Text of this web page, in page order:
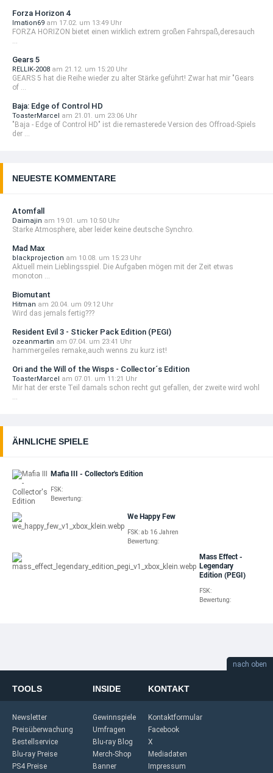
Forza Horizon 4
Imation69 am 17.02. um 13:49 Uhr
FORZA HORIZON bietet einen wirklich extrem großen Fahrspaß,deresauch
...
Gears 5
RELLIK-2008 am 21.12. um 15:20 Uhr
GEARS 5 hat die Reihe wieder zu alter Stärke geführt! Zwar hat mir "Gears
of ...
Baja: Edge of Control HD
ToasterMarcel am 21.01. um 23:06 Uhr
"Baja - Edge of Control HD" ist die remasterede Version des Offroad-Spiels
der ...
NEUESTE KOMMENTARE
Atomfall
Daimajin am 19.01. um 10:50 Uhr
Starke Atmosphere, aber leider keine deutsche Synchro.
Mad Max
blackprojection am 10.08. um 15:23 Uhr
Aktuell mein Lieblingsspiel. Die Aufgaben mögen mit der Zeit etwas
monoton ...
Biomutant
Hitman am 20.04. um 09:12 Uhr
Wird das jemals fertig???
Resident Evil 3 - Sticker Pack Edition (PEGI)
ozeanmartin am 07.04. um 23:41 Uhr
hammergeiles remake,auch wenns zu kurz ist!
Ori and the Will of the Wisps - Collector´s Edition
ToasterMarcel am 07.01. um 11:21 Uhr
Mir hat der erste Teil damals schon recht gut gefallen, der zweite wird wohl
...
ÄHNLICHE SPIELE
Mafia III - Collector's Edition
FSK:
Bewertung:
We Happy Few
FSK: ab 16 Jahren
Bewertung:
Mass Effect -
Legendary
Edition (PEGI)
FSK:
Bewertung:
nach oben
TOOLS
Newsletter
Preisüberwachung
Bestellservice
Blu-ray Preise
PS4 Preise
INSIDE
Gewinnspiele
Umfragen
Blu-ray Blog
Merch-Shop
Banner
KONTAKT
Kontaktformular
Facebook
X
Mediadaten
Impressum